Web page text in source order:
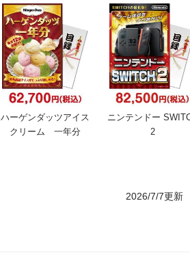
ハーゲンダッツアイス
クリーム 一年分
ニンテンドー
2
2026/7/7更新